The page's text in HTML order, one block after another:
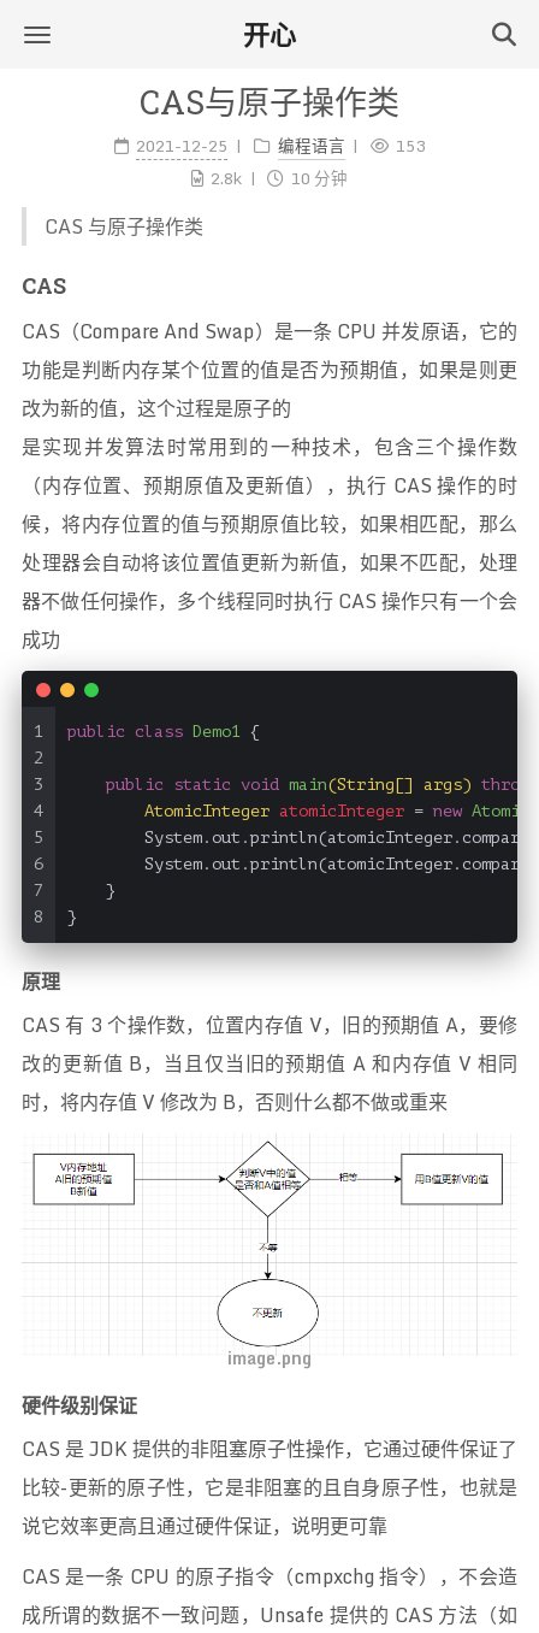
开心
CAS与原子操作类
2021-12-25 编程语言
153
2.8k
10 分钟
CAS 与原子操作类
CAS
CAS（Compare And Swap）是一条 CPU 并发原语，它的
功能是判断内存某个位置的值是否为预期值，如果是则更
改为新的值，这个过程是原子的
是实现并发算法时常用到的一种技术，包含三个操作数
（内存位置、预期原值及更新值），执行 CAS 操作的时
候，将内存位置的值与预期原值比较，如果相匹配，那么
处理器会自动将该位置值更新为新值，如果不匹配，处理
器不做任何操作，多个线程同时执行 CAS 操作只有一个会
成功
1
2
3
4
5
6
7
8
public class Demo1 {
public static void main(String[] args) throws
AtomicInteger atomicInteger = new
    }
}
原理
CAS 有 3 个操作数，位置内存值 V，旧的预期值 A，要修
改的更新值 B，当且仅当旧的预期值 A 和内存值 V 相同
时，将内存值 V 修改为 B，否则什么都不做或重来
image.png
硬件级别保证
CAS 是 JDK 提供的非阻塞原子性操作，它通过硬件保证了
比较-更新的原子性，它是非阻塞的且自身原子性，也就是
说它效率更高且通过硬件保证，说明更可靠
CAS 是一条 CPU 的原子指令（cmpxchg 指令），不会造
成所谓的数据不一致问题，Unsafe 提供的 CAS 方法（如